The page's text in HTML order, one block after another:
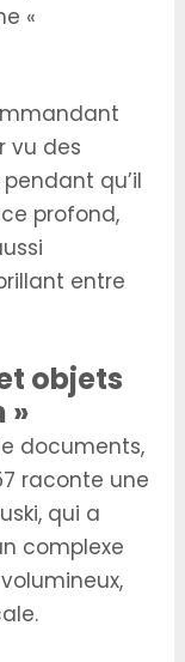
«
vu des
qu’il
profond,
entre
objets
»
documents,
raconte une
qui a
complexe